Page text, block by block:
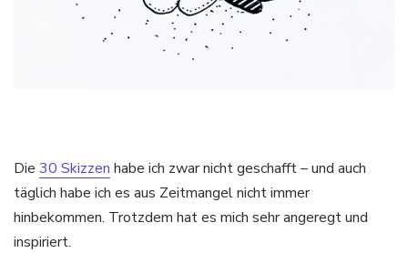
Die 30 Skizzen habe ich zwar nicht geschafft – und auch
täglich habe ich es aus Zeitmangel nicht immer
hinbekommen. Trotzdem hat es mich sehr angeregt und
inspiriert.